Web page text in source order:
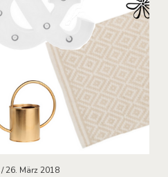
26. März 2018